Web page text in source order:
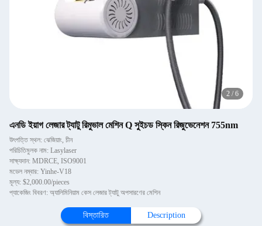
2 / 6
এনডি ইয়াগ লেজার ট্যাটু রিমুভাল মেশিন Q সুইচড স্কিন রিজুভেনেশন 755nm
উৎপত্তি স্থল: ঝেজিয়াং, চীন
পরিচিতিমুলক নাম: Lasylaser
সাক্ষ্যদান: MDRCE, ISO9001
মডেল নম্বার: Yinhe-V18
মূল্য: $2,000.00/pieces
প্যাকেজিং বিবরণ: অ্যালিমিনিয়াম কেস লেজার ট্যাটু অপসারণের মেশিন
বিস্তারিত Description